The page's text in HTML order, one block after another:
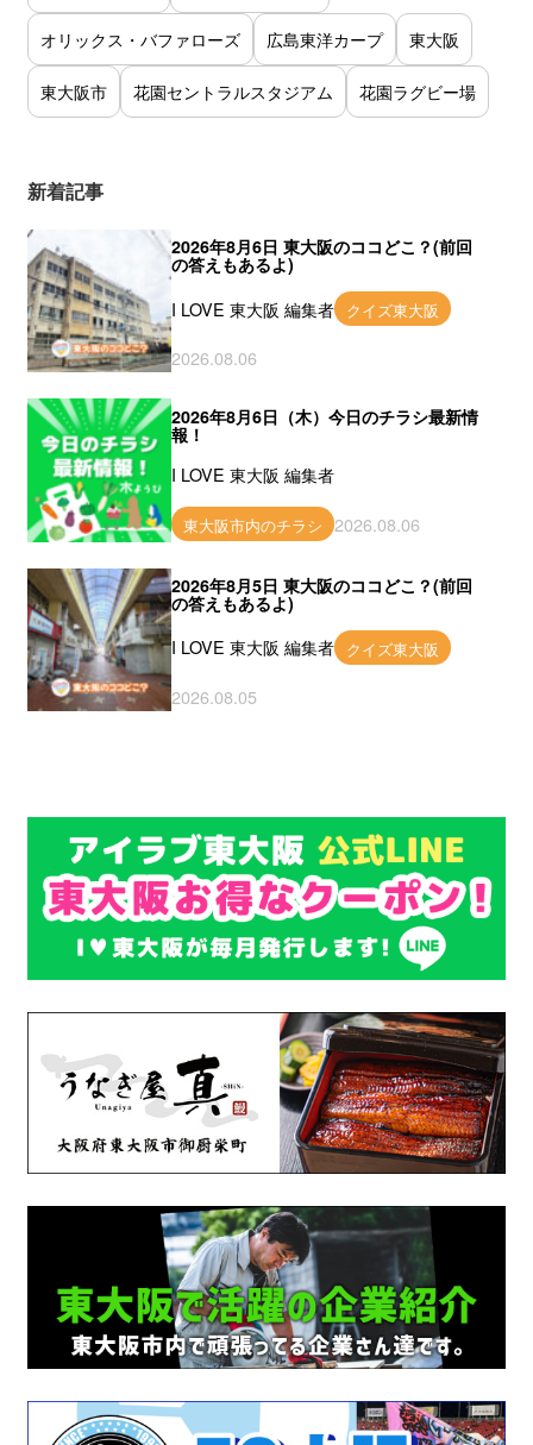
オリックス・バファローズ 広島東洋カープ 東大阪
東大阪市 花園セントラルスタジアム 花園ラグビー場
新着記事
2026年8月6日 東大阪のココどこ？(前回
の答えもあるよ)
I LOVE 東大阪 編集者 クイズ東大阪
2026.08.06
2026年8月6日（木）今日のチラシ最新情
報！
I LOVE 東大阪 編集者
東大阪市内のチラシ 2026.08.06
2026年8月5日 東大阪のココどこ？(前回
の答えもあるよ)
I LOVE 東大阪 編集者 クイズ東大阪
2026.08.05